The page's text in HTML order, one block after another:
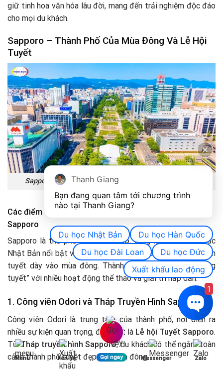
giữ tinh hoa văn hóa lâu đời, mang đến trải nghiệm độc đáo
cho mọi du khách.
Sapporo – Thành Phố Của Mùa Đông Và Lễ Hội
Tuyết
Sapporo – Thành Phố Của Mùa Đông Và Lễ Hội Tuyết
Các điểm tham quan và hoạt động mùa đông tại
Sapporo
Sapporo là thủ phủ củaHokkaido, vùng lãnh thổ phía bắc
Nhật Bản nổi bật với cảnh quan thiên nhiên hoang sơ và nền
tuyết dày vào mùa đông. Thành phố này là “thiên đường
tuyết” với nhiều hoạt động thể thao và giải trí hấp dẫn.
1. Công viên Odori và Tháp Truyền Hình Sapporo
Công viên Odori là trung tâm của thành phố, nơi diễn ra
nhiều sự kiện quan trọng, đặc biệt là Lễ hội Tuyết Sapporo.
TừTháp truyền hình Sapporo, du khách có thể ngắm toàn
cảnh thành phố tuyệt đẹp vào mùa đông.
Menu liên hệ Gọi ngay Messenger Zalo
Thanh Giang
Bạn đang quan tâm tới chương trình
nào tại Thanh Giang?
Du học Nhật Bản
Du học Hàn Quốc
Du học Đài Loan
Du học Đức
Xuất khẩu lao động
1